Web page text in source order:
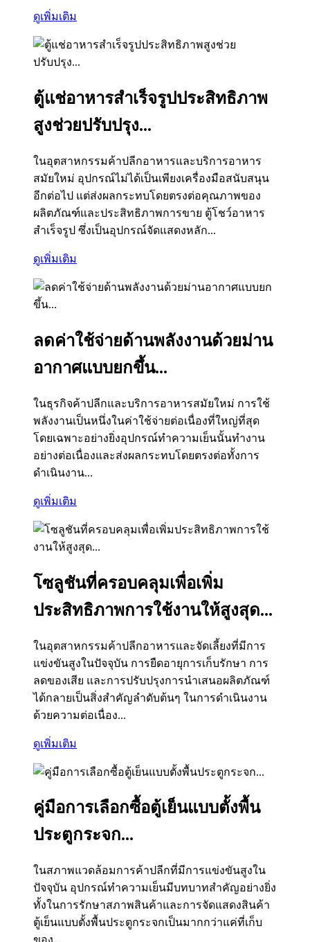
ดูเพิ่มเติม
ตู้แช่อาหารสำเร็จรูปประสิทธิภาพ
สูงช่วยปรับปรุง...
ในอุตสาหกรรมค้าปลีกอาหารและบริการอาหาร
สมัยใหม่ อุปกรณ์ไม่ได้เป็นเพียงเครื่องมือสนับสนุน
อีกต่อไป แต่ส่งผลกระทบโดยตรงต่อคุณภาพของ
ผลิตภัณฑ์และประสิทธิภาพการขาย ตู้โชว์อาหาร
สำเร็จรูป ซึ่งเป็นอุปกรณ์จัดแสดงหลัก...
ดูเพิ่มเติม
ลดค่าใช้จ่ายด้านพลังงานด้วยม่าน
อากาศแบบยกขึ้น...
ในธุรกิจค้าปลีกและบริการอาหารสมัยใหม่ การใช้
พลังงานเป็นหนึ่งในค่าใช้จ่ายต่อเนื่องที่ใหญ่ที่สุด
โดยเฉพาะอย่างยิ่งอุปกรณ์ทำความเย็นนั้นทำงาน
อย่างต่อเนื่องและส่งผลกระทบโดยตรงต่อทั้งการ
ดำเนินงาน...
ดูเพิ่มเติม
โซลูชันที่ครอบคลุมเพื่อเพิ่ม
ประสิทธิภาพการใช้งานให้สูงสุด...
ในอุตสาหกรรมค้าปลีกอาหารและจัดเลี้ยงที่มีการ
แข่งขันสูงในปัจจุบัน การยืดอายุการเก็บรักษา การ
ลดของเสีย และการปรับปรุงการนำเสนอผลิตภัณฑ์
ได้กลายเป็นสิ่งสำคัญลำดับต้นๆ ในการดำเนินงาน
ด้วยความต่อเนื่อง...
ดูเพิ่มเติม
คู่มือการเลือกซื้อตู้เย็นแบบตั้งพื้น
ประตูกระจก...
ในสภาพแวดล้อมการค้าปลีกที่มีการแข่งขันสูงใน
ปัจจุบัน อุปกรณ์ทำความเย็นมีบทบาทสำคัญอย่างยิ่ง
ทั้งในการรักษาสภาพสินค้าและการจัดแสดงสินค้า
ตู้เย็นแบบตั้งพื้นประตูกระจกเป็นมากกว่าแค่ที่เก็บ